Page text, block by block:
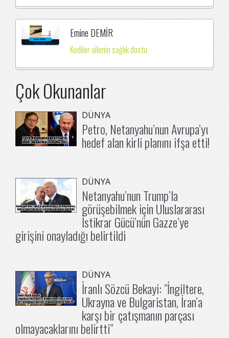
Emine DEMİR
Kediler ailenin sağlık dostu
Çok Okunanlar
DÜNYA
Petro, Netanyahu’nun Avrupa’yı
hedef alan kirli planını ifşa etti!
DÜNYA
Netanyahu’nun Trump’la
görüşebilmek için Uluslararası
İstikrar Gücü’nün Gazze’ye
girişini onayladığı belirtildi
DÜNYA
İranlı Sözcü Bekayi: ”İngiltere,
Ukrayna ve Bulgaristan, İran’a
karşı bir çatışmanın parçası
olmayacaklarını belirtti”